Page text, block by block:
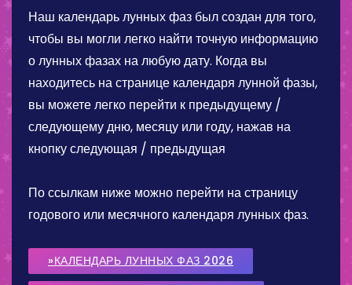
Наш календарь лунных фаз был создан для того,
чтобы вы могли легко найти точную информацию
о лунных фазах на любую дату. Когда вы
находитесь на странице календаря лунной фазы,
вы можете легко перейти к предыдущему /
следующему дню, месяцу или году, нажав на
кнопку следующая / предыдущая
По ссылкам ниже можно перейти на страницу
годового или месячного календаря лунных фаз.
»КАЛЕНДАРЬ ЛУННЫХ ФАЗ 2026